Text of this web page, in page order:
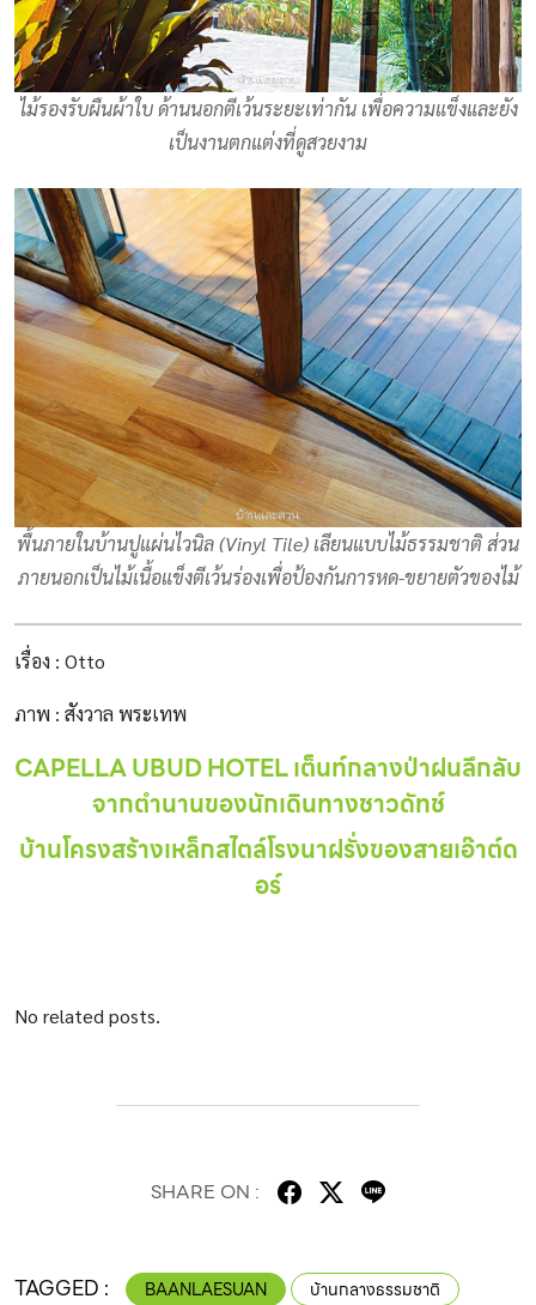
ไม้รองรับผืนผ้าใบ ด้านนอกตีเว้นระยะเท่ากัน เพื่อความแข็งและยัง
เป็นงานตกแต่งที่ดูสวยงาม
พื้นภายในบ้านปูแผ่นไวนิล (Vinyl Tile) เลียนแบบไม้ธรรมชาติ ส่วน
ภายนอกเป็นไม้เนื้อแข็งตีเว้นร่องเพื่อป้องกันการหด-ขยายตัวของไม้
เรื่อง : Otto
ภาพ : สังวาล พระเทพ
CAPELLA UBUD HOTEL เต็นท์กลางป่าฝนลึกลับ
จากตำนานของนักเดินทางชาวดัทช์
บ้านโครงสร้างเหล็กสไตล์โรงนาฝรั่งของสายเอ๊าต์ด
อร์
No related posts.
SHARE ON :
TAGGED : BAANLAESUAN
บ้านกลางธรรมชาติ